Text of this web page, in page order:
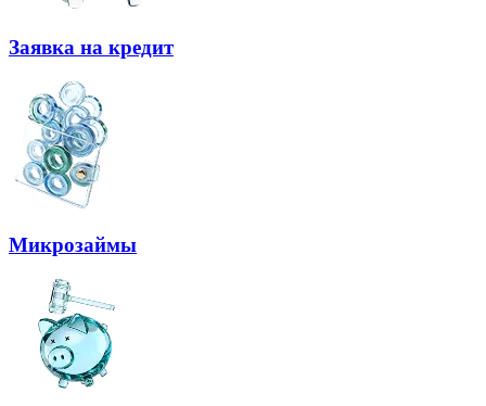
Заявка на кредит
Микрозаймы